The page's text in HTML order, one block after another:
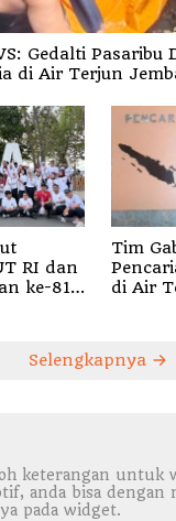
Gedalti Pasaribu
di Air Terjun
RI dan
ke-81
Tim
di Air
Selengkapnya
keterangan untuk
anda bisa dengan
pada widget.